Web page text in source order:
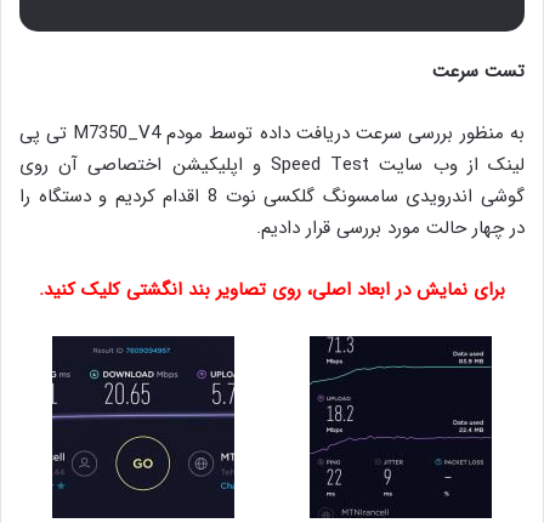
تست سرعت
به منظور بررسی سرعت دریافت داده توسط مودم M7350_V4 تی پی
لینک از وب سایت Speed Test و اپلیکیشن اختصاصی آن روی
گوشی اندرویدی سامسونگ گلکسی نوت 8 اقدام کردیم و دستگاه را
در چهار حالت مورد بررسی قرار دادیم.
برای نمایش در ابعاد اصلی، روی تصاویر بند انگشتی کلیک کنید.